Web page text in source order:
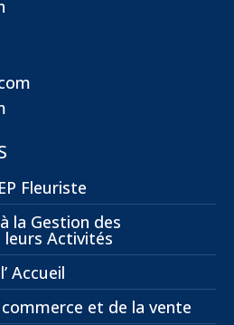
Fleuriste
la Gestion des
leurs Activités
Accueil
et de la vente